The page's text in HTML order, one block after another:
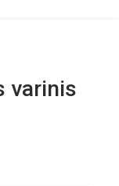
varinis